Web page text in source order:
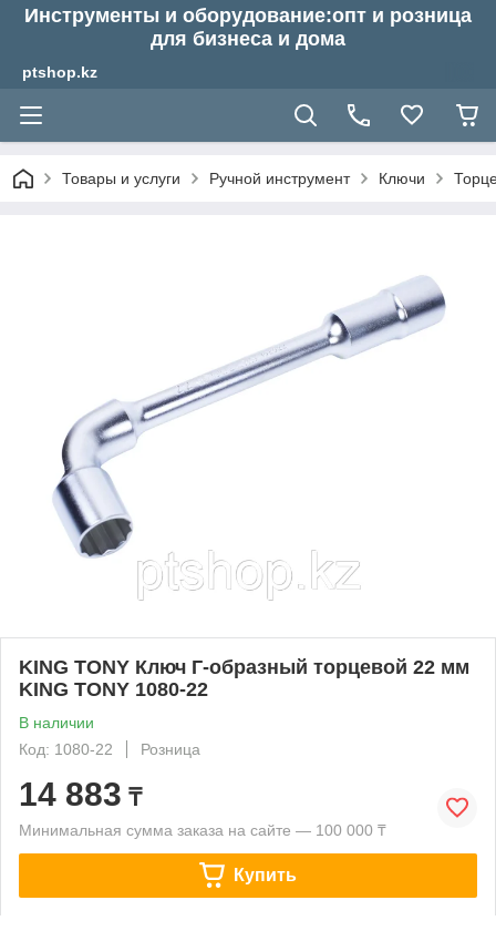
Инструменты и оборудование:опт и розница
для бизнеса и дома
ptshop.kz
Товары и услуги Ручной инструмент Ключи
KING TONY Ключ Г-образный торцевой 22 мм
KING TONY 1080-22
В наличии
Код: 1080-22
Розница
14 883 ₸
Минимальная сумма заказа на сайте — 100 000 ₸
Купить